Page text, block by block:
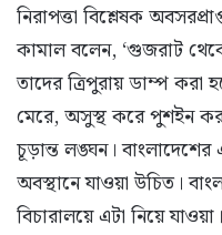
নিরাপত্তা বিশ্লেষক
কামাল বলেন, ‘গুজরাট
তাদের ত্রিপুরায় ডাম্প করা
মেরে, অসুস্থ করে পুশইন
চূড়ান্ত লঙ্ঘন। বাংলাদেশের
অবস্থানে যাওয়া উচিত।
বিচারালয়ে এটা নিয়ে